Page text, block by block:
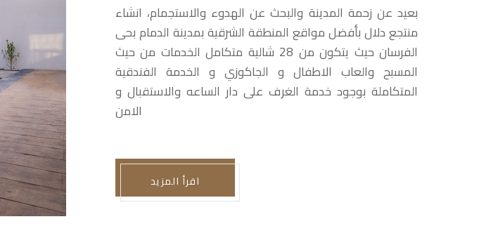
بعيد عن زحمة المدينة والبحث عن الهدوء والاستجمام، انشاء
منتجع دلال بأفضل مواقع المنطقة الشرقية بمدينة الدمام بحى
الفرسان حيث يتكون من 28 شالية متكامل الخدمات من حيث
المسبح والعاب الاطفال و الجاكوزي و الخدمة الفندقية
المتكاملة بوجود خدمة الغرف على دار الساعه والاستقبال و
الامن
اقرأ المزيد